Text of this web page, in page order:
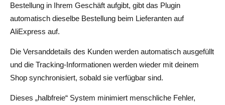
Bestellung in Ihrem Geschäft aufgibt, gibt das Plugin
automatisch dieselbe Bestellung beim Lieferanten auf
AliExpress auf.
Die Versanddetails des Kunden werden automatisch ausgefüllt
und die Tracking-Informationen werden wieder mit deinem
Shop synchronisiert, sobald sie verfügbar sind.
Dieses „halbfreie“ System minimiert menschliche Fehler,